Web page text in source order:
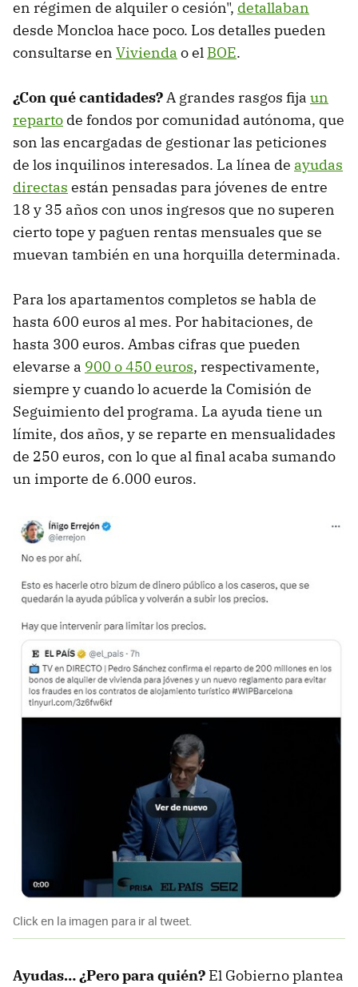
en régimen de alquiler o cesión", detallaban
desde Moncloa hace poco. Los detalles pueden
consultarse en Vivienda o el BOE.
¿Con qué cantidades?A grandes rasgos fija un
reparto de fondos por comunidad autónoma, que
son las encargadas de gestionar las peticiones
de los inquilinos interesados. La línea de ayudas
directas están pensadas para jóvenes de entre
18 y 35 años con unos ingresos que no superen
cierto tope y paguen rentas mensuales que se
muevan también en una horquilla determinada.
Para los apartamentos completos se habla de
hasta 600 euros al mes. Por habitaciones, de
hasta 300 euros. Ambas cifras que pueden
elevarse a 900 o 450 euros, respectivamente,
siempre y cuando lo acuerde la Comisión de
Seguimiento del programa. La ayuda tiene un
límite, dos años, y se reparte en mensualidades
de 250 euros, con lo que al final acaba sumando
un importe de 6.000 euros.
Click en la imagen para ir al tweet.
Ayudas… ¿Pero para quién? El Gobierno plantea